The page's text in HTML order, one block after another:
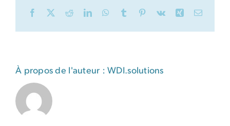
Facebook
X RedditLinkedInWhatsApp
TumblrPinterest
Vk Xing Email
À propos de l'auteur :WDI.solutions